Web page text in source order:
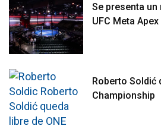
Se presenta
UFC Meta Apex
Roberto Soldić
Championship